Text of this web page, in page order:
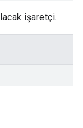
işaretçi.